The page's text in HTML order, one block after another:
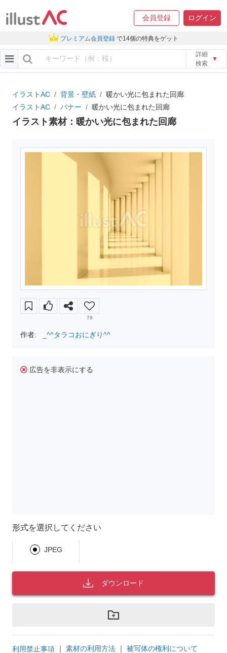
会員登録 ログイン
プレミアム会員登録 で14個の特典をゲット
詳細
検索
▼
イラストAC 背景・壁紙
暖かい光に包まれた回廊
イラストAC
バナー 暖かい光に包まれた回廊
イラスト素材：暖かい光に包まれた回廊
78
作者: _^^タラコおにぎり^^
広告を非表示にする
形式を選択してください
JPEG
ダウンロード
利用禁止事項 ｜ 素材の利用方法 ｜ 被写体の権利について